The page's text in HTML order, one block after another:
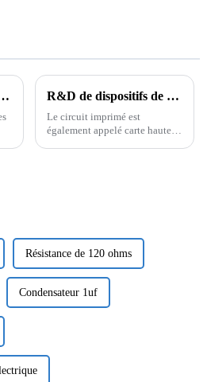
de PCB : perçage arrière Qu'est-ce que le perçage arrière dans un PCB ? R&D de dispositifs de protection environnementale pour le nettoyage des circuits imprimés
Le circuit imprimé est
également appelé carte haute
Résistance de 120 ohms
Condensateur 1uf